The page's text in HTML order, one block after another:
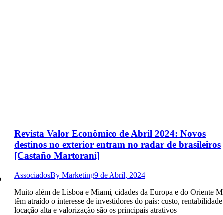
Revista Valor Econômico de Abril 2024: Novos
destinos no exterior entram no radar de brasileiros
[Castaño Martorani]
AssociadosBy Marketing9 de Abril, 2024
Muito além de Lisboa e Miami, cidades da Europa e do Oriente
têm atraído o interesse de investidores do país: custo,
locação alta e valorização são os principais atrativos